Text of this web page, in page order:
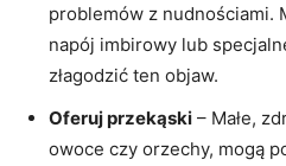
problemów z nudnościami.
napój⁤ imbirowy lub
złagodzić ten objaw.
Oferuj przekąski – Małe,⁢
owoce​ czy orzechy, mogą